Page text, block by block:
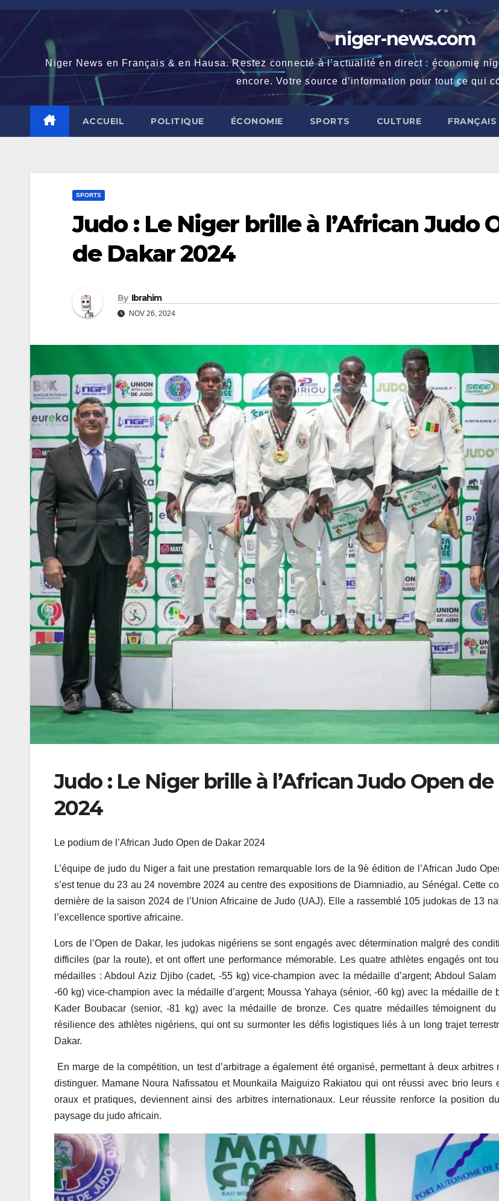
Skip
content
niger-news.com
Niger News en Français & en Hausa. Restez connecté à l’actualité en direct : économie
encore. Votre source d’information pour tout ce qui
ACCUEIL POLITIQUE ÉCONOMIE SPORTS CULTURE FRANÇAIS
SPORTS
Judo : Le Niger brille à l’African Judo
de Dakar 2024
By Ibrahim
NOV 26, 2024
Judo : Le Niger brille à l’African Judo Open
2024
Le podium de l’African Judo Open de Dakar 2024
L’équipe de judo du Niger a fait une prestation remarquable lors de la 9è édition de l’African Judo
s’est tenue du 23 au 24 novembre 2024 au centre des expositions de Diamniadio, au Sénégal. Cette
dernière de la saison 2024 de l’Union Africaine de Judo (UAJ). Elle a rassemblé 105 judokas de 13
l’excellence sportive africaine.
Lors de l’Open de Dakar, les judokas nigériens se sont engagés avec détermination malgré des
difficiles (par la route), et ont offert une performance mémorable. Les quatre athlètes engagés ont
médailles : Abdoul Aziz Djibo (cadet, -55 kg) vice-champion avec la médaille d’argent; Abdoul Salam
-60 kg) vice-champion avec la médaille d’argent; Moussa Yahaya (sénior, -60 kg) avec la médaille de
Kader Boubacar (senior, -81 kg) avec la médaille de bronze. Ces quatre médailles témoignent
résilience des athlètes nigériens, qui ont su surmonter les défis logistiques liés à un long trajet
Dakar.
En marge de la compétition, un test d’arbitrage a également été organisé, permettant à deux arbitres
distinguer. Mamane Noura Nafissatou et Mounkaila Maiguizo Rakiatou qui ont réussi avec brio leurs
oraux et pratiques, deviennent ainsi des arbitres internationaux. Leur réussite renforce la position
paysage du judo africain.